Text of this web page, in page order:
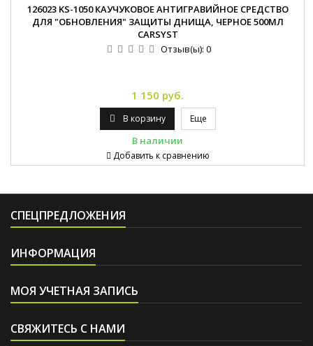
126023 KS-1050 КАУЧУКОВОЕ АНТИГРАВИЙНОЕ СРЕДСТВО
ДЛЯ "ОБНОВЛЕНИЯ" ЗАЩИТЫ ДНИЩА, ЧЕРНОЕ 500МЛ
CARSYST
Отзыв(ы): 0
1 150 руб.
В корзину Еще
В наличии
Добавить к сравнению
СПЕЦПРЕДЛОЖЕНИЯ
ИНФОРМАЦИЯ
МОЯ УЧЕТНАЯ ЗАПИСЬ
СВЯЖИТЕСЬ С НАМИ